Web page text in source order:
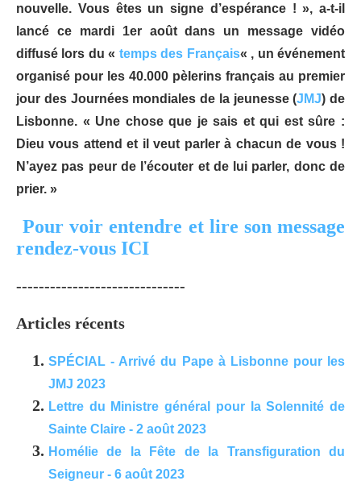
nouvelle. Vous êtes un signe d’espérance ! », a-t-il
lancé ce mardi 1er août dans un message vidéo
diffusé lors du « temps des Français« , un événement
organisé pour les 40.000 pèlerins français au premier
jour des Journées mondiales de la jeunesse (JMJ) de
Lisbonne. « Une chose que je sais et qui est sûre :
Dieu vous attend et il veut parler à chacun de vous !
N’ayez pas peur de l’écouter et de lui parler, donc de
prier. »
Pour voir entendre et lire son message
rendez-vous ICI
------------------------------
Articles récents
SPÉCIAL - Arrivé du Pape à Lisbonne pour les
JMJ 2023
Lettre du Ministre général pour la Solennité de
Sainte Claire - 2 août 2023
Homélie de la Fête de la Transfiguration du
Seigneur - 6 août 2023